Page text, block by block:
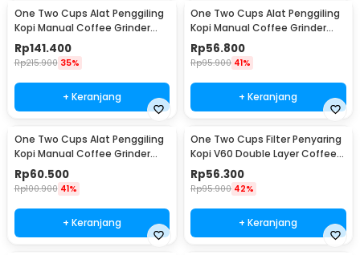
One Two Cups Alat Penggiling
Kopi Manual Coffee Grinder
Wood 30g - CW85532
Rp141.400
Rp215.900 35%
+ Keranjang
One Two Cups Alat Penggiling
Kopi Manual Coffee Grinder
160ml - CF012
Rp56.800
Rp95.900 41%
+ Keranjang
One Two Cups Alat Penggiling
Kopi Manual Coffee Grinder
Adjustable - RHNHA0176
Rp60.500
Rp100.900 41%
+ Keranjang
One Two Cups Filter Penyaring
Kopi V60 Double Layer Coffee
Filter - FS-40S
Rp56.300
Rp95.900 42%
+ Keranjang